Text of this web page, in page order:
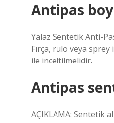
Antipas
Yalaz Sentetik Anti-
Fırça, rulo veya
ile inceltilmelidir.
Antipas
AÇIKLAMA: Sentetik